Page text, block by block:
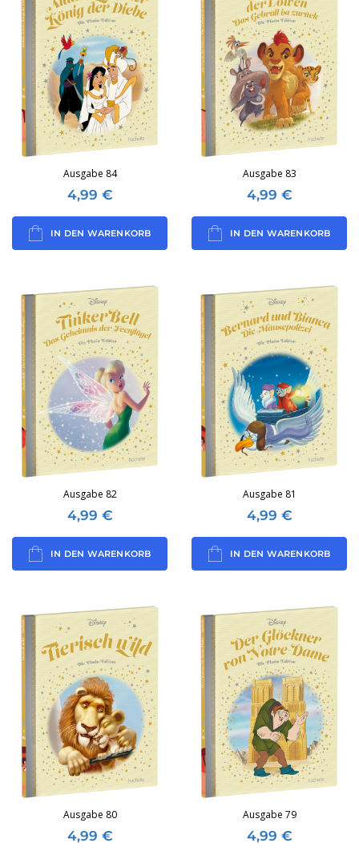
Ausgabe 84
4,99 €
IN DEN WARENKORB
Ausgabe 83
4,99 €
IN DEN WARENKORB
Ausgabe 82
4,99 €
IN DEN WARENKORB
Ausgabe 81
4,99 €
IN DEN WARENKORB
Ausgabe 80
4,99 €
Ausgabe 79
4,99 €